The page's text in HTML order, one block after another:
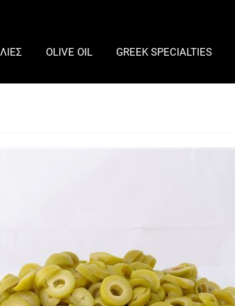
OLIVE OIL GREEK SPECIALTIES